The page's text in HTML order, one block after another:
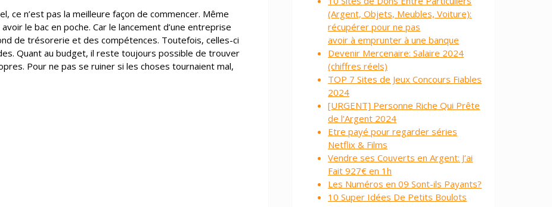
ce n’est pas la meilleure façon de commencer. Même
le bac en poche. Car le lancement d’une entreprise
de trésorerie et des compétences. Toutefois, celles-ci
Quant au budget, il reste toujours possible de trouver
Pour ne pas se ruiner si les choses tournaient mal,